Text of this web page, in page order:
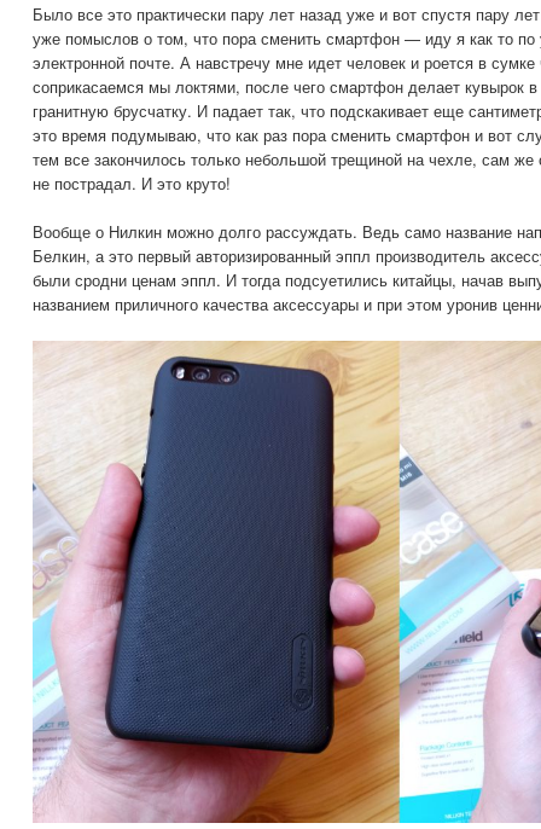
Было все это практически пару лет назад уже и вот спустя пару
уже помыслов о том, что пора сменить смартфон — иду я как то
электронной почте. А навстречу мне идет человек и роется в
соприкасаемся мы локтями, после чего смартфон делает кувырок
гранитную брусчатку. И падает так, что подскакивает еще
это время подумываю, что как раз пора сменить смартфон и вот
тем все закончилось только небольшой трещиной на чехле, сам
не пострадал. И это круто!
Вообще о Нилкин можно долго рассуждать. Ведь само название
Белкин, а это первый авторизированный эппл производитель
были сродни ценам эппл. И тогда подсуетились китайцы, начав
названием приличного качества аксессуары и при этом уронив